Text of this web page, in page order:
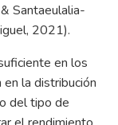
Santaeulalia-
2021).
en los
la distribución
del tipo de